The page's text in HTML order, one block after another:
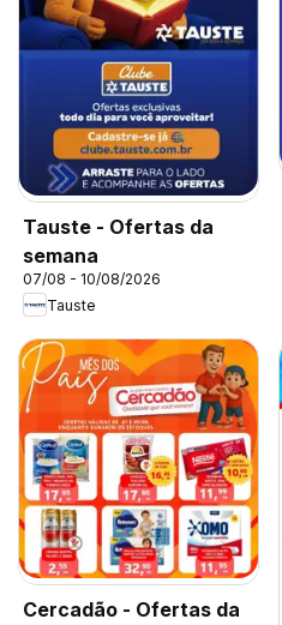
Tauste - Ofertas da
semana
07/08 - 10/08/2026
Tauste
Cercadão - Ofertas da